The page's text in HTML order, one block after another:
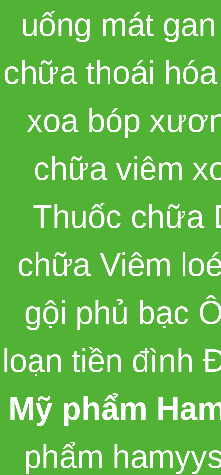
uống mát
chữa thoái
xoa bóp
chữa viêm
Thuốc chữa
chữa Viêm
gội phủ bạc
loạn tiền đình
Mỹ phẩm
phẩm